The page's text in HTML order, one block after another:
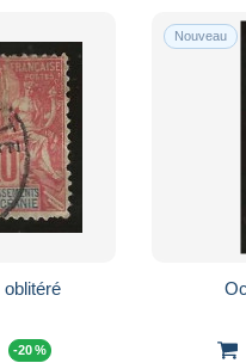
Océanie . Y&T . 14/15 . o . oblitéré
-20 %
Nouveau